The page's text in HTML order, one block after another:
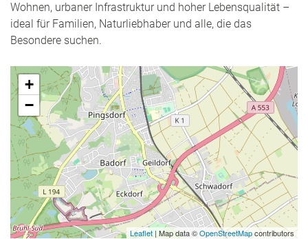
Wohnen, urbaner Infrastruktur und hoher Lebensqualität –
ideal für Familien, Naturliebhaber und alle, die das
Besondere suchen.
+
−
Leaflet | Map data ©OpenStreetMapcontributors